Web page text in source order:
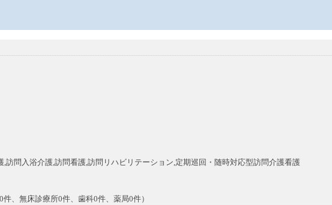
,訪問入浴介護,訪問看護,訪問リハビリテーション,定期巡回・随時対応型訪問介護看護
、無床診療所0件、歯科0件、薬局0件）